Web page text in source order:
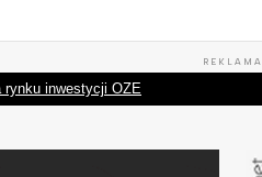
REKLAMA
rynku inwestycji OZE